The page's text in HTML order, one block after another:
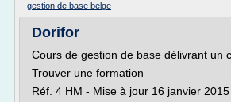
gestion de base belge
Dorifor
Cours de gestion de base délivrant un
Trouver une formation
Réf. 4 HM - Mise à jour 16 janvier 2015